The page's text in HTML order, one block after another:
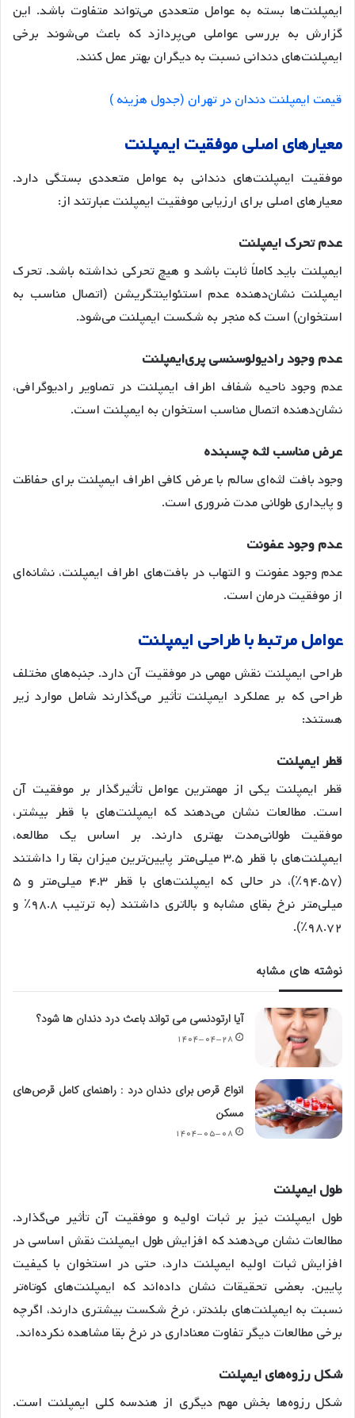
ایمپلنت‌ها بسته به عوامل متعددی می‌تواند متفاوت باشد. این
گزارش به بررسی عواملی می‌پردازد که باعث می‌شوند برخی
ایمپلنت‌های دندانی نسبت به دیگران بهتر عمل کنند.
قیمت ایمپلنت دندان در تهران (جدول هزینه )
معیارهای اصلیموفقیت ایمپلنت
موفقیت ایمپلنت‌های دندانی به عوامل متعددی بستگی دارد.
معیارهای اصلی برای ارزیابی موفقیت ایمپلنت عبارتند از:
عدمتحرکایمپلنت
ایمپلنت باید کاملاً ثابت باشد و هیچ تحرکی نداشته باشد. تحرک
ایمپلنت نشان‌دهنده عدم استئواینتگریشن (اتصال مناسب به
استخوان) است که منجر به شکست ایمپلنت می‌شود.
عدموجودرادیولوسنسیپریایمپلنت
عدم وجود ناحیه شفاف اطراف ایمپلنت در تصاویر رادیوگرافی،
نشان‌دهنده اتصال مناسب استخوان به ایمپلنت است.
عرضمناسبلثهچسبنده
وجود بافت لثه‌ای سالم با عرض کافی اطراف ایمپلنت برای حفاظت
و پایداری طولانی مدت ضروری است.
عدموجودعفونت
عدم وجود عفونت و التهاب در بافت‌های اطراف ایمپلنت، نشانه‌ای
از موفقیت درمان است.
عواملمرتبطباطراحی ایمپلنت
طراحی ایمپلنت نقش مهمی در موفقیت آن دارد. جنبه‌های مختلف
طراحی که بر عملکرد ایمپلنت تأثیر می‌گذارند شامل موارد زیر
هستند:
قطرایمپلنت
قطر ایمپلنت یکی از مهمترین عوامل تأثیرگذار بر موفقیت آن
است. مطالعات نشان می‌دهند که ایمپلنت‌های با قطر بیشتر،
موفقیت طولانی‌مدت بهتری دارند. بر اساس یک مطالعه،
ایمپلنت‌های با قطر ۳.۵ میلی‌متر پایین‌ترین میزان بقا را داشتند
(۹۴.۵۷٪)، در حالی که ایمپلنت‌های با قطر ۴.۳ میلی‌متر و ۵
میلی‌متر نرخ بقای مشابه و بالاتری داشتند (به ترتیب ۹۸.۸٪ و
۹۸.۷۲٪)
.
نوشته های مشابه
آیا ارتودنسی می تواند باعث درد دندان ها شود؟
۱۴۰۴-۰۴-۲۸
انواع قرص برای دندان درد : راهنمای کامل قرص‌های
مسکن
۱۴۰۴-۰۵-۰۸
طولایمپلنت
طول ایمپلنت نیز بر ثبات اولیه و موفقیت آن تأثیر می‌گذارد.
مطالعات نشان می‌دهند که افزایش طول ایمپلنت نقش اساسی در
افزایش ثبات اولیه ایمپلنت دارد، حتی در استخوان با کیفیت
پایین. بعضی تحقیقات نشان داده‌اند که ایمپلنت‌های کوتاه‌تر
نسبت به ایمپلنت‌های بلندتر، نرخ شکست بیشتری دارند، اگرچه
برخی مطالعات دیگر تفاوت معناداری در نرخ بقا مشاهده نکرده‌اند.
شکلرزوههایایمپلنت
شکل رزوه‌ها بخش مهم دیگری از هندسه کلی ایمپلنت است.